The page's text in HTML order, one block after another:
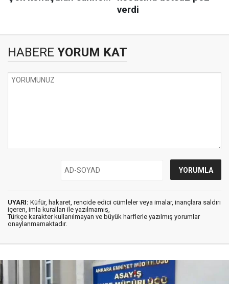
HABERE YORUM KAT
UYARI: Küfür, hakaret, rencide edici cümleler veya imalar, inançlara saldırı
içeren, imla kuralları ile yazılmamış,
Türkçe karakter kullanılmayan ve büyük harflerle yazılmış yorumlar
onaylanmamaktadır.